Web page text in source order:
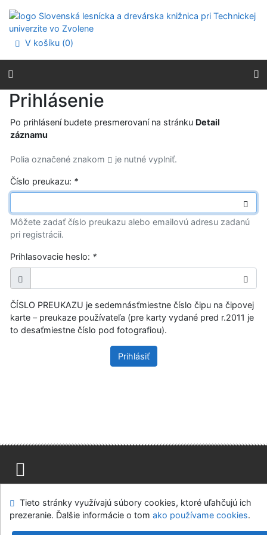
Prejsť na menu
Prehlásenie o webovej prístupnosti
V košíku (0)
Prihlásenie
Po prihlásení budete presmerovaní na stránku Detail
záznamu
Polia označené znakom je nutné vyplniť.
Číslo preukazu: *
Môžete zadať číslo preukazu alebo emailovú adresu zadanú
pri registrácii.
Prihlasovacie heslo: *
ČÍSLO PREUKAZU je sedemnásťmiestne číslo čipu na čipovej
karte – preukaze používateľa (pre karty vydané pred r.2011 je
to desaťmiestne číslo pod fotografiou).
Prihlásiť
Modul OpenSearch
Napíšte nám Nastavenie cookies
Tieto stránky využívajú súbory cookies, ktoré uľahčujú ich
prezeranie. Ďalšie informácie o tom ako používame cookies.